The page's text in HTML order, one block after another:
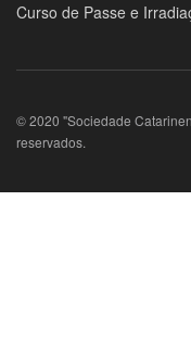
Curso de Passe e
© 2020 "Sociedade
reservados.